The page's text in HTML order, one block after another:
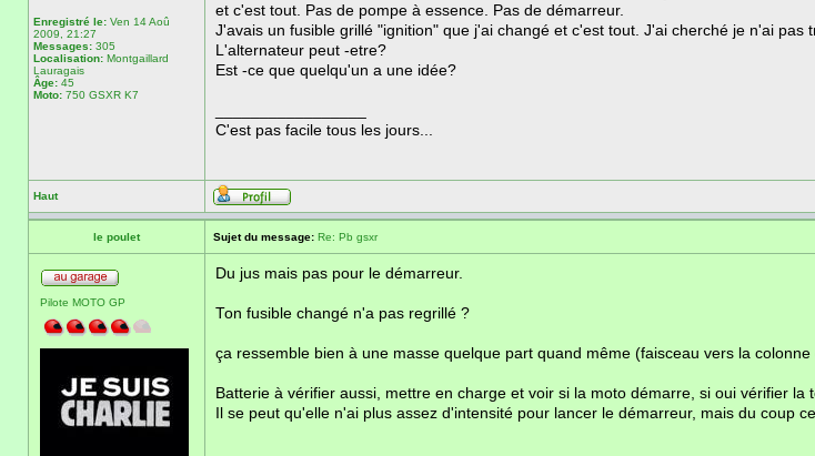
Enregistré le: Ven 14 Aoû
2009, 21:27
Messages: 305
Localisation: Montgaillard
Lauragais
Âge: 45
Moto: 750 GSXR K7
et c'est tout. Pas de pompe à essence. Pas de démarreur.
J'avais un fusible grillé "ignition" que j'ai changé et c'est tout. J'ai cherché je n'ai pas
L'alternateur peut -etre?
Est -ce que quelqu'un a une idée?
C'est pas facile tous les jours...
Haut
le poulet Sujet du message: Re: Pb gsxr
Pilote MOTO GP
Du jus mais pas pour le démarreur.
Ton fusible changé n'a pas regrillé ?
ça ressemble bien à une masse quelque part quand même (faisceau vers la
Batterie à vérifier aussi, mettre en charge et voir si la moto démarre, si oui vérifier
Il se peut qu'elle n'ai plus assez d'intensité pour lancer le démarreur, mais du coup